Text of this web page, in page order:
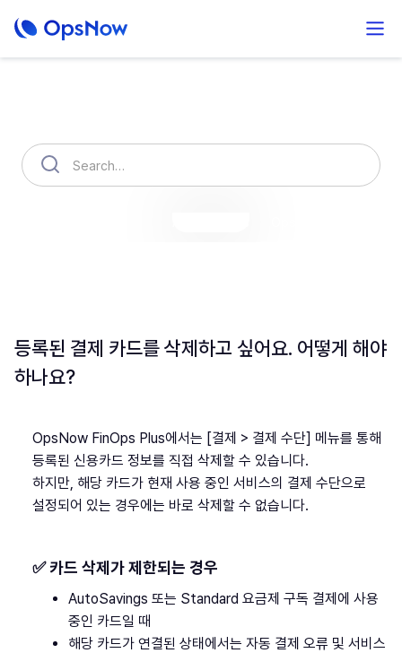
등록된 결제 카드를 삭제하고 싶어요. 어떻게 해야
하나요?
OpsNow FinOps Plus에서는 [결제 > 결제 수단] 메뉴를 통해
등록된 신용카드 정보를 직접 삭제할 수 있습니다.
하지만, 해당 카드가 현재 사용 중인 서비스의 결제 수단으로
설정되어 있는 경우에는 바로 삭제할 수 없습니다.
✅ 카드 삭제가 제한되는 경우
AutoSavings 또는 Standard 요금제 구독 결제에 사용
중인 카드일 때
해당 카드가 연결된 상태에서는 자동 결제 오류 및 서비스